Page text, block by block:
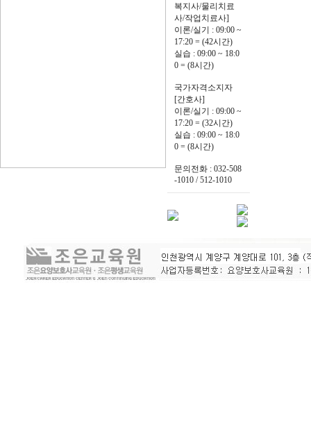
복지사/물리치료
사/작업치료사]
이론/실기 : 09:00 ~
17:20 = (42시간)
실습 : 09:00 ~ 18:0
0 = (8시간)
국가자격소지자
[간호사]
이론/실기 : 09:00 ~
17:20 = (32시간)
실습 : 09:00 ~ 18:0
0 = (8시간)
문의전화 : 032-508
-1010 / 512-1010